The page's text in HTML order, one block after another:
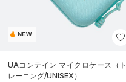
NEW
UAコンテイン マイクロケース（ト
レーニング/UNISEX）